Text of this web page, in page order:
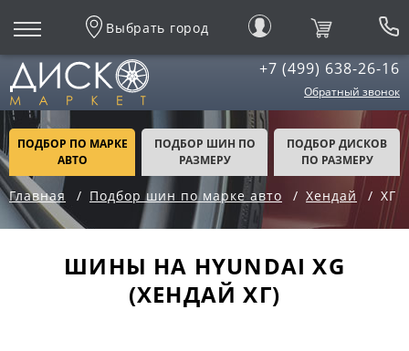
Выбрать город
+7 (499) 638-26-16
Обратный звонок
ПОДБОР ПО МАРКЕ
АВТО
ПОДБОР ШИН ПО
РАЗМЕРУ
ПОДБОР ДИСКОВ
ПО РАЗМЕРУ
Главная Подбор шин по марке авто Хендай ХГ
ШИНЫ НА HYUNDAI XG
(ХЕНДАЙ ХГ)